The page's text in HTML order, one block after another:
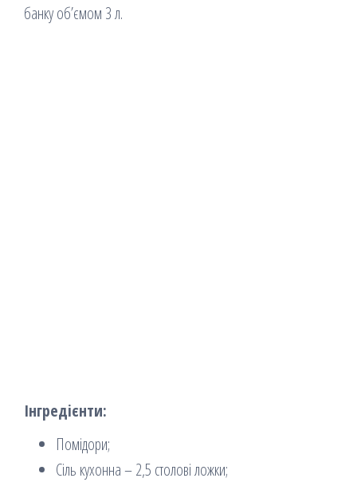
банку об’ємом 3 л.
Інгредієнти:
Помідори;
Сіль кухонна – 2,5 столові ложки;